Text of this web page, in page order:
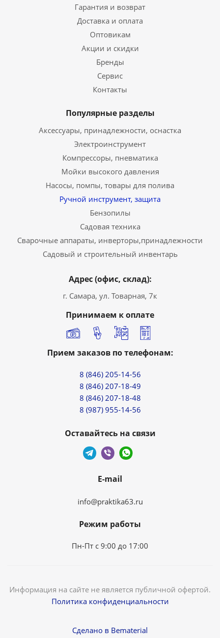
Гарантия и возврат
Доставка и оплата
Оптовикам
Акции и скидки
Бренды
Сервис
Контакты
Популярные разделы
Аксессуары, принадлежности, оснастка
Электроинструмент
Компрессоры, пневматика
Мойки высокого давления
Насосы, помпы, товары для полива
Ручной инструмент, защита
Бензопилы
Садовая техника
Сварочные аппараты, инверторы,принадлежности
Садовый и строительный инвентарь
Адрес (офис, склад):
г. Самара, ул. Товарная, 7к
Принимаем к оплате
Прием заказов по телефонам:
8 (846) 205-14-56
8 (846) 207-18-49
8 (846) 207-18-48
8 (987) 955-14-56
Оставайтесь на связи
E-mail
info@praktika63.ru
Режим работы
Пн-Пт с 9:00 до 17:00
Информация на сайте не является публичной офертой.
Политика конфиденциальности
Сделано в Bematerial